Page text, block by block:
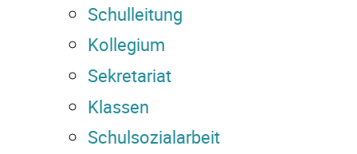
Schulleitung
Kollegium
Sekretariat
Klassen
Schulsozialarbeit